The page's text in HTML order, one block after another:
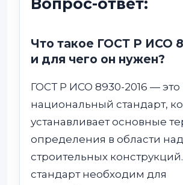
Что такое ГОСТ Р ИСО
и для чего он нужен?
ГОСТ Р ИСО 8930-2016 — это
национальный стандарт,
устанавливает основные
определения в области
строительных
стандарт необходим для